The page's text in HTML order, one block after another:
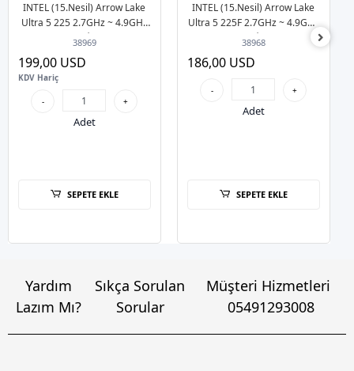
INTEL (15.Nesil) Arrow Lake
Ultra 5 225 2.7GHz ~ 4.9GHz
22MB 1851p İşlemci Tray
38969
199,00 USD
KDV Hariç
- +
Adet
SEPETE EKLE
INTEL (15.Nesil) Arrow Lake
Ultra 5 225F 2.7GHz ~ 4.9GHz
22MB 1851p İşlemci Tray
38968
186,00 USD
- +
Adet
SEPETE EKLE
Yardım
Lazım Mı?
Sıkça Sorulan
Sorular
Müşteri Hizmetleri
05491293008